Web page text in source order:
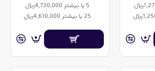
5 یا بیشتر 4,730,000ریال
25 یا بیشتر 4,610,000ریال